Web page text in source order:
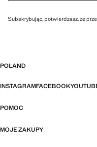
Subskrybując, potwierdzasz, że
POLAND
INSTAGRAMFACEBOOK
POMOC
MOJE ZAKUPY